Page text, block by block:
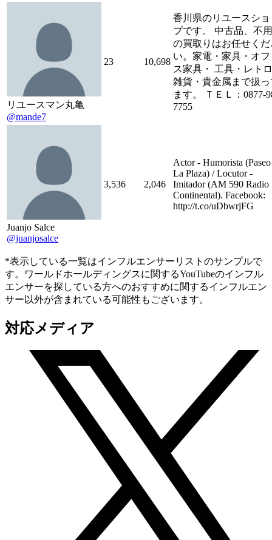
リユースマン丸亀
@mande7
23 10,698
香川県のリユースショ
プです。 中古品、不
の買取りはお任せくだ
い。家電・家具・オフ
ス家具・ 工具・レト
雑貨・貴金属まで扱っ
ます。 ＴＥＬ：0877-
7755
Juanjo Salce
@juanjosalce
3,536 2,046
Actor - Humorista (Paseo
La Plaza) / Locutor -
Imitador (AM 590 Radio
Continental). Facebook:
http://t.co/uDbwrjFG
*表示している一覧はインフルエンサーリストのサンプルで
す。ワールドホールディングスに関するYouTubeのインフル
エンサーを探している方へのおすすめに関するインフルエン
サー以外が含まれている可能性もございます。
対応メディア